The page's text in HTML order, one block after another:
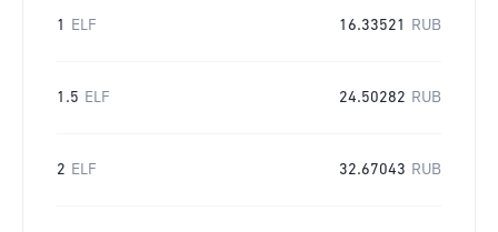
1 ELF 16.33521 RUB
1.5 ELF 24.50282 RUB
2 ELF 32.67043 RUB